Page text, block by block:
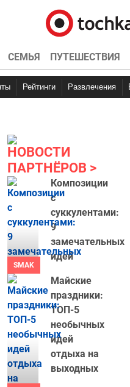
СЕМЬЯ ПУТЕШЕСТВИЯ
Рейтинги Развлечения
НОВОСТИ
ПАРТНЁРОВ
SMAK
Композиции
с
суккулентами:
9
замечательных
идей
Майские
праздники:
ТОП-5
необычных
идей
отдыха на
выходных